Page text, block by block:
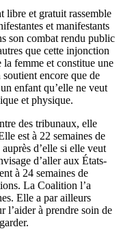
libre et gratuit rassemble
et manifestants
son combat rendu public
que cette injonction
la femme et constitue une
encore que de
enfant qu’elle ne veut
et physique.
des tribunaux, elle
est à 22 semaines de
d’elle si elle veut
d’aller aux États-
à 24 semaines de
La Coalition l’a
Elle a par ailleurs
l’aider à prendre soin de